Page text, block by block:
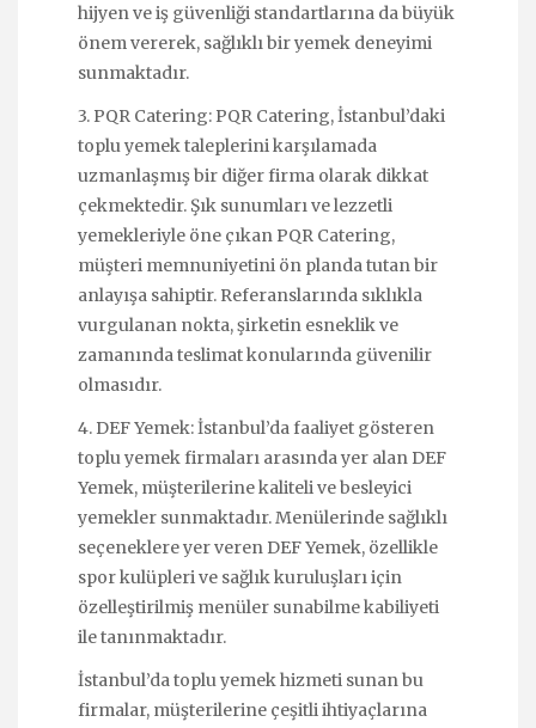
hijyen ve iş güvenliği standartlarına da büyük
önem vererek, sağlıklı bir yemek deneyimi
sunmaktadır.
3. PQR Catering: PQR Catering, İstanbul’daki
toplu yemek taleplerini karşılamada
uzmanlaşmış bir diğer firma olarak dikkat
çekmektedir. Şık sunumları ve lezzetli
yemekleriyle öne çıkan PQR Catering,
müşteri memnuniyetini ön planda tutan bir
anlayışa sahiptir. Referanslarında sıklıkla
vurgulanan nokta, şirketin esneklik ve
zamanında teslimat konularında güvenilir
olmasıdır.
4. DEF Yemek: İstanbul’da faaliyet gösteren
toplu yemek firmaları arasında yer alan DEF
Yemek, müşterilerine kaliteli ve besleyici
yemekler sunmaktadır. Menülerinde sağlıklı
seçeneklere yer veren DEF Yemek, özellikle
spor kulüpleri ve sağlık kuruluşları için
özelleştirilmiş menüler sunabilme kabiliyeti
ile tanınmaktadır.
İstanbul’da toplu yemek hizmeti sunan bu
firmalar, müşterilerine çeşitli ihtiyaçlarına